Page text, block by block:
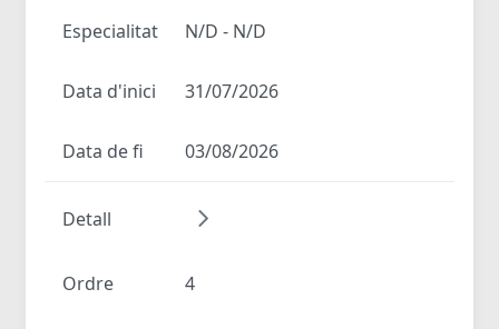
Especialitat N/D - N/D
Data d'inici 31/07/2026
Data de fi 03/08/2026
Detall
Ordre 4